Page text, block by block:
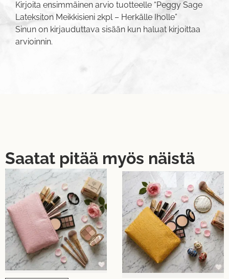
Kirjoita ensimmäinen arvio tuotteelle “Peggy Sage
Lateksiton Meikkisieni 2kpl – Herkälle Iholle”
Sinun on kirjauduttava sisään kun haluat kirjoittaa
arvioinnin.
Saatat pitää myös näistä